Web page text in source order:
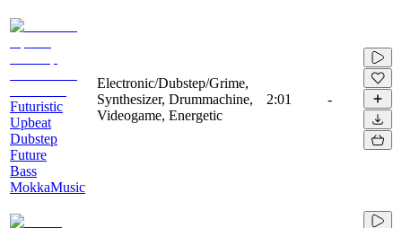
Futuristic
Upbeat
Dubstep
Future
Bass
MokkaMusic
Electronic/Dubstep/Grime,
Synthesizer, Drummachine,
Videogame, Energetic
2:01 -